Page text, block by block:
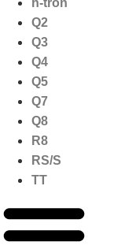
h-tron
Q2
Q3
Q4
Q5
Q7
Q8
R8
RS/S
TT